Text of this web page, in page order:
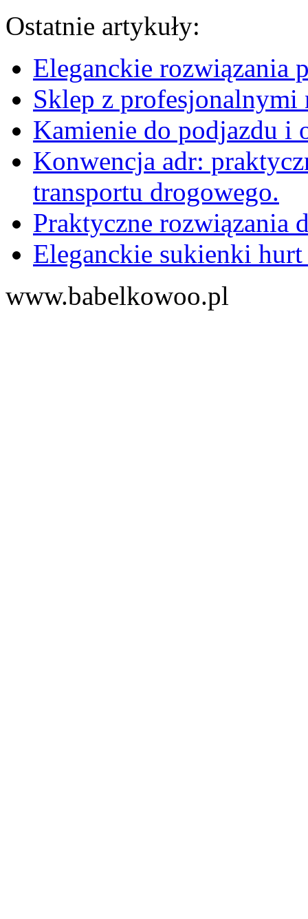
Ostatnie artykuły:
Eleganckie rozwiązania
Sklep z profesjonalnymi
Kamienie do podjazdu i
Konwencja adr:
transportu drogowego.
Praktyczne rozwiązania
Eleganckie sukienki
www.babelkowoo.pl